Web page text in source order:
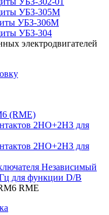
УБЗ-305М
УБЗ-306М
УБЗ-304
(RME)
2НО+2НЗ для
2НО+2НЗ для
Независимый
для функции D/B